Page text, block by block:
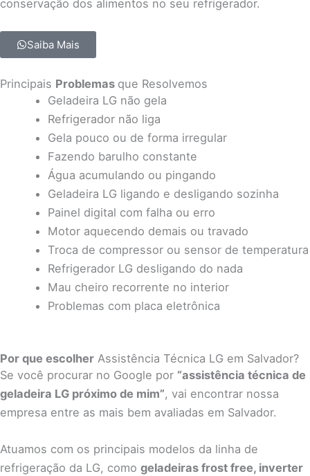
conservação dos alimentos no seu refrigerador.
Saiba Mais
Principais Problemas que Resolvemos
Geladeira LG não gela
Refrigerador não liga
Gela pouco ou de forma irregular
Fazendo barulho constante
Água acumulando ou pingando
Geladeira LG ligando e desligando sozinha
Painel digital com falha ou erro
Motor aquecendo demais ou travado
Troca de compressor ou sensor de temperatura
Refrigerador LG desligando do nada
Mau cheiro recorrente no interior
Problemas com placa eletrônica
Por que escolher Assistência Técnica LG em Salvador?
Se você procurar no Google por “assistência técnica de
geladeira LG próximo de mim”, vai encontrar nossa
empresa entre as mais bem avaliadas em Salvador.
Atuamos com os principais modelos da linha de
refrigeração da LG, como geladeiras frost free, inverter